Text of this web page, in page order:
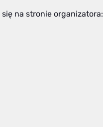
na stronie organizatora: